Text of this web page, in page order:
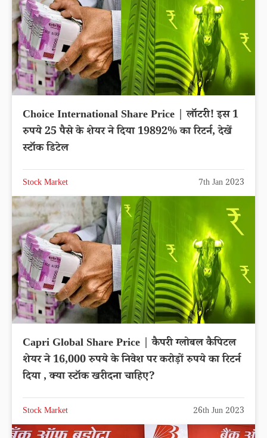
Choice International Share Price | लॉटरी! इस 1
रुपये 25 पैसे के शेयर ने दिया 19892% का रिटर्न, देखें
स्टॉक डिटेल
Stock Market 7th Jan 2023
Capri Global Share Price | कैपरी ग्लोबल कैपिटल
शेयर ने 16,000 रुपये के निवेश पर करोड़ों रुपये का रिटर्न
दिया , क्या स्टॉक खरीदना चाहिए?
Stock Market 26th Jun 2023